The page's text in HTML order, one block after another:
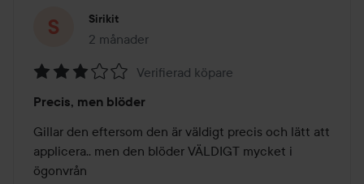
Sirikit
2 månader
Inlägget skapades 2 månader
3
av
5
Verifierad köpare
Precis, men blöder
Gillar den eftersom den är väldigt precis och lätt att
applicera.. men den blöder VÄLDIGT mycket i
ögonvrån